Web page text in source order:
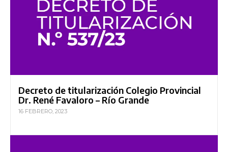
Decreto de titularización Colegio Provincial
Dr. René Favaloro – Río Grande
16 FEBRERO, 2023